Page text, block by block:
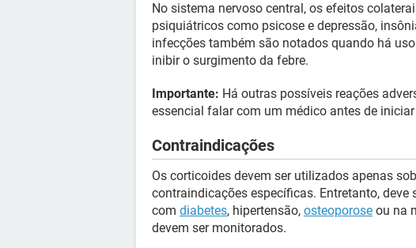
No sistema nervoso central, os efeitos
psiquiátricos como psicose e depressão,
infecções também são notados quando há
inibir o surgimento da febre.
Importante: Há outras possíveis reações
essencial falar com um médico antes de
Contraindicações
Os corticoides devem ser utilizados apenas
contraindicações específicas. Entretanto,
com diabetes, hipertensão, osteoporose ou na
devem ser monitorados.